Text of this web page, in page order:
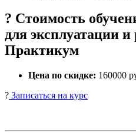
? Стоимость
для эксплуатации
Практикум
Цена по скидке: 160000
? Записаться на курс